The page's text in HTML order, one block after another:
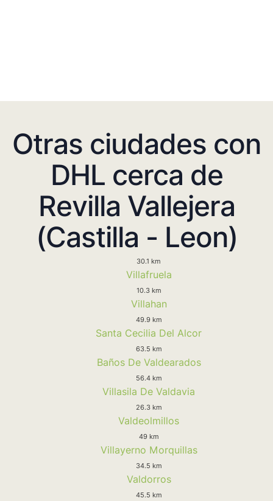
Otras ciudades con
DHL cerca de
Revilla Vallejera
(Castilla - Leon)
30.1 km
Villafruela
10.3 km
Villahan
49.9 km
Santa Cecilia Del Alcor
63.5 km
Baños De Valdearados
56.4 km
Villasila De Valdavia
26.3 km
Valdeolmillos
49 km
Villayerno Morquillas
34.5 km
Valdorros
45.5 km